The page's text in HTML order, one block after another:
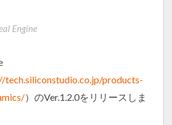
リ
ス
Engine
tech.siliconstudio.co.jp/products-
）のVer.1.2.0をリリースしま